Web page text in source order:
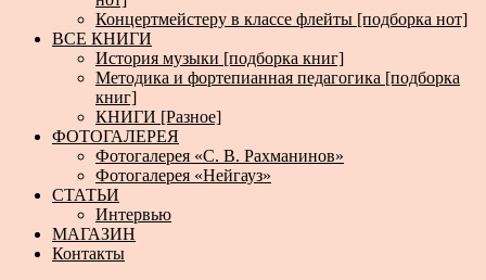
Концертмейстеру в классе флейты [подборка нот]
ВСЕ КНИГИ
История музыки [подборка книг]
Методика и фортепианная педагогика [подборка
книг]
КНИГИ [Разное]
ФОТОГАЛЕРЕЯ
Фотогалерея «С. В. Рахманинов»
Фотогалерея «Нейгауз»
СТАТЬИ
Интервью
МАГАЗИН
Контакты